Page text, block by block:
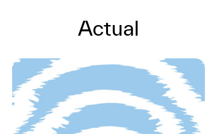
Actual